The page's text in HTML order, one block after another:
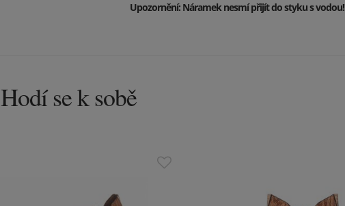
Upozornění: Náramek nesmí přijít do styku s vodou!
Hodí se k sobě